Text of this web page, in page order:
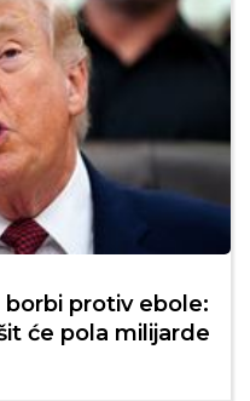
borbi protiv ebole:
će pola milijarde